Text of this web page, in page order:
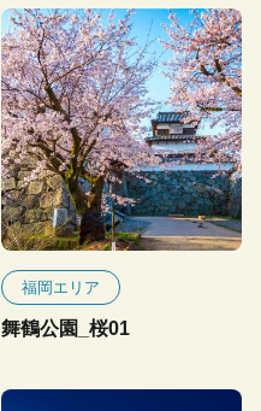
福岡エリア
舞鶴公園_桜01